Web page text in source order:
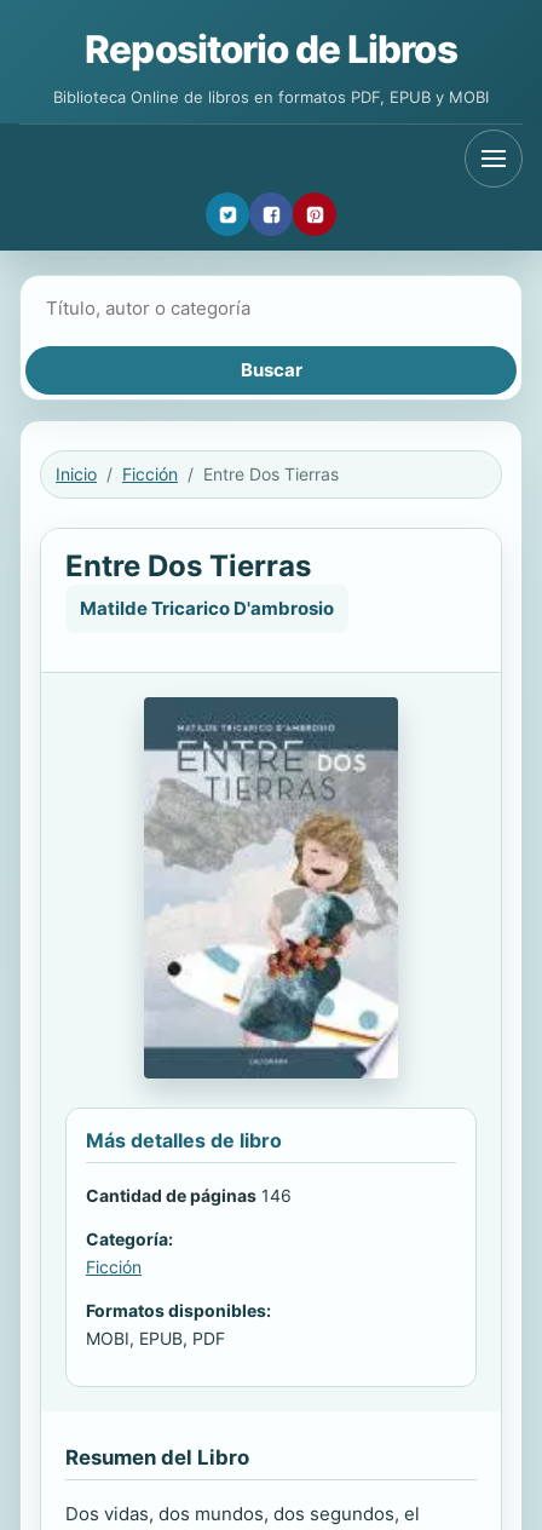
Repositorio de Libros
Biblioteca Online de libros en formatos PDF, EPUB y MOBI
Inicio Ficción Entre Dos Tierras
Entre Dos Tierras
Matilde Tricarico D'ambrosio
Más detalles de libro
Cantidad de páginas 146
Categoría:
Ficción
Formatos disponibles:
MOBI, EPUB, PDF
Resumen del Libro
Dos vidas, dos mundos, dos segundos, el